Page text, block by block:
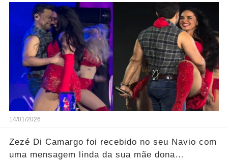
14/01/2026
Zezé Di Camargo foi recebido no seu Navio com
uma mensagem linda da sua mãe dona